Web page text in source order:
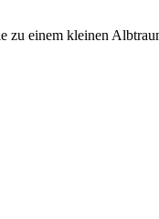
zu einem kleinen